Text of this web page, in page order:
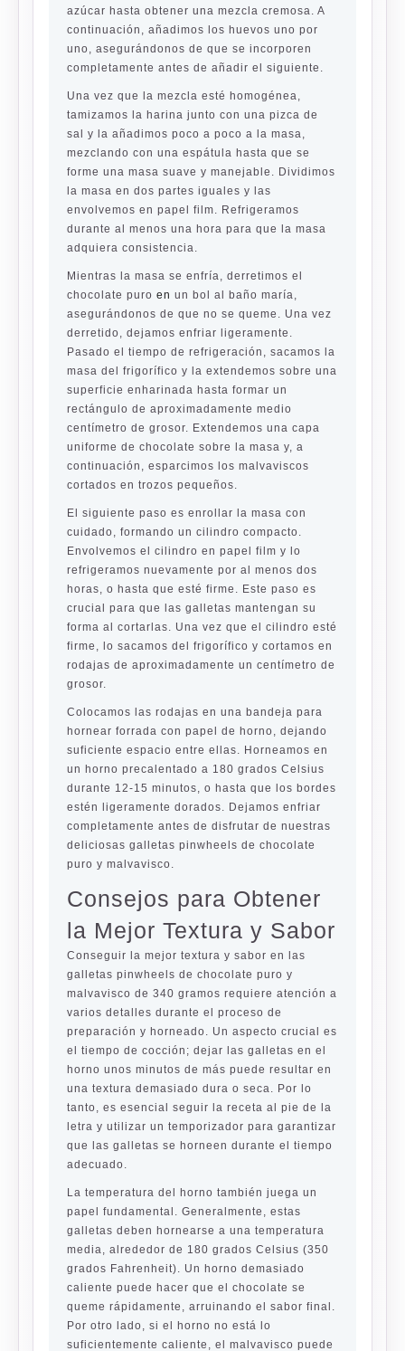
azúcar hasta obtener una mezcla cremosa. A
continuación, añadimos los huevos uno por
uno, asegurándonos de que se incorporen
completamente antes de añadir el siguiente.
Una vez que la mezcla esté homogénea,
tamizamos la harina junto con una pizca de
sal y la añadimos poco a poco a la masa,
mezclando con una espátula hasta que se
forme una masa suave y manejable. Dividimos
la masa en dos partes iguales y las
envolvemos en papel film. Refrigeramos
durante al menos una hora para que la masa
adquiera consistencia.
Mientras la masa se enfría, derretimos el
chocolate puro en un bol al baño maría,
asegurándonos de que no se queme. Una vez
derretido, dejamos enfriar ligeramente.
Pasado el tiempo de refrigeración, sacamos la
masa del frigorífico y la extendemos sobre una
superficie enharinada hasta formar un
rectángulo de aproximadamente medio
centímetro de grosor. Extendemos una capa
uniforme de chocolate sobre la masa y, a
continuación, esparcimos los malvaviscos
cortados en trozos pequeños.
El siguiente paso es enrollar la masa con
cuidado, formando un cilindro compacto.
Envolvemos el cilindro en papel film y lo
refrigeramos nuevamente por al menos dos
horas, o hasta que esté firme. Este paso es
crucial para que las galletas mantengan su
forma al cortarlas. Una vez que el cilindro esté
firme, lo sacamos del frigorífico y cortamos en
rodajas de aproximadamente un centímetro de
grosor.
Colocamos las rodajas en una bandeja para
hornear forrada con papel de horno, dejando
suficiente espacio entre ellas. Horneamos en
un horno precalentado a 180 grados Celsius
durante 12-15 minutos, o hasta que los bordes
estén ligeramente dorados. Dejamos enfriar
completamente antes de disfrutar de nuestras
deliciosas galletas pinwheels de chocolate
puro y malvavisco.
Consejos para Obtener
la Mejor Textura y Sabor
Conseguir la mejor textura y sabor en las
galletas pinwheels de chocolate puro y
malvavisco de 340 gramos requiere atención a
varios detalles durante el proceso de
preparación y horneado. Un aspecto crucial es
el tiempo de cocción; dejar las galletas en el
horno unos minutos de más puede resultar en
una textura demasiado dura o seca. Por lo
tanto, es esencial seguir la receta al pie de la
letra y utilizar un temporizador para garantizar
que las galletas se horneen durante el tiempo
adecuado.
La temperatura del horno también juega un
papel fundamental. Generalmente, estas
galletas deben hornearse a una temperatura
media, alrededor de 180 grados Celsius (350
grados Fahrenheit). Un horno demasiado
caliente puede hacer que el chocolate se
queme rápidamente, arruinando el sabor final.
Por otro lado, si el horno no está lo
suficientemente caliente, el malvavisco puede